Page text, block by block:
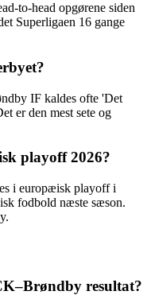
to-head opgørene siden
Superligaen 16 gange
IF kaldes ofte 'Det
er den mest sete og
playoff 2026?
i europæisk playoff i
fodbold næste sæson.
resultat?